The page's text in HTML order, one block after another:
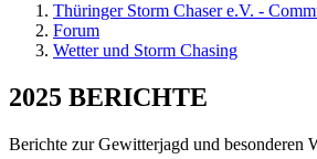
Thüringer Storm Chaser e.V. -
Forum
Wetter und Storm Chasing
2025 BERICHTE
Berichte zur Gewitterjagd und besonderen